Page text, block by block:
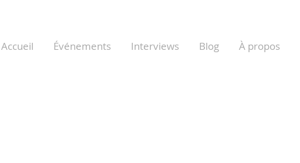
Accueil Événements Interviews Blog À propos